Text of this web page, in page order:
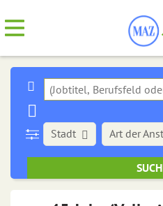
Stadt Art der